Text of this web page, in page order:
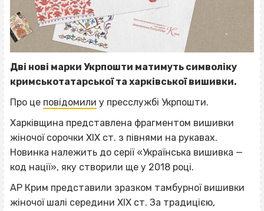
Дві нові марки Укрпошти матимуть символіку
кримськотатарської та харківської вишивки.
Про це повідомили у пресслужбі Укрпошти.
Харківщина представлена фрагментом вишивки
жіночої сорочки ХІХ ст. з півнями на рукавах.
Новинка належить до серії «Українська вишивка —
код нації», яку створили ще у 2018 році.
АР Крим представили зразком тамбурної вишивки
жіночої шалі середини ХІХ ст. За традицією,